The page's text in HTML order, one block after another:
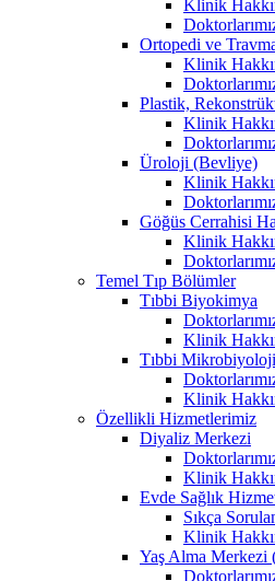
Klinik
Ortopedi ve
Klinik
Plastik,
Klinik
Üroloji (Bevliye)
Klinik
Göğüs Cerrahisi
Klinik
Temel Tıp Bölümler
Tıbbi Biyokimya
Klinik
Tıbbi Mikrobiyoloji
Klinik
Özellikli Hizmetlerimiz
Diyaliz Merkezi
Klinik
Evde Sağlık
Sıkça
Klinik
Yaş Alma